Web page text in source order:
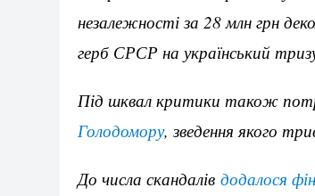
незалежності за 28 млн грн
герб СРСР на український
Під шквал критики також
Голодомору, зведення якого
До числа скандалів додалося